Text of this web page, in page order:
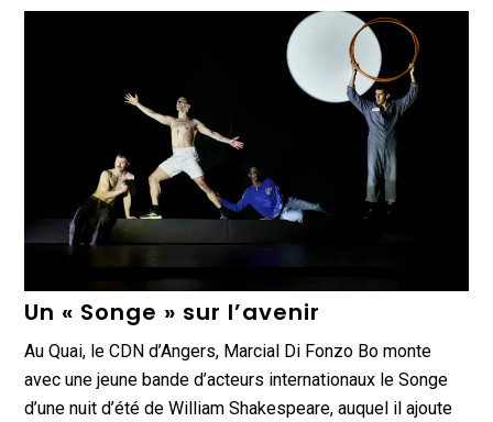
Un « Songe » sur l’avenir
Au Quai, le CDN d’Angers, Marcial Di Fonzo Bo monte
avec une jeune bande d’acteurs internationaux le Songe
d’une nuit d’été de William Shakespeare, auquel il ajoute